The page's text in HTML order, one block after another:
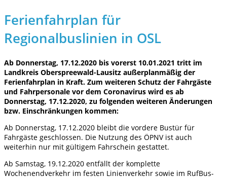
Ferienfahrplan für
Regionalbuslinien in OSL
Ab Donnerstag, 17.12.2020 bis vorerst 10.01.2021 tritt im
Landkreis Oberspreewald-Lausitz außerplanmäßig der
Ferienfahrplan in Kraft. Zum weiteren Schutz der Fahrgäste
und Fahrpersonale vor dem Coronavirus wird es ab
Donnerstag, 17.12.2020, zu folgenden weiteren Änderungen
bzw. Einschränkungen kommen:
Ab Donnerstag, 17.12.2020 bleibt die vordere Bustür für
Fahrgäste geschlossen. Die Nutzung des ÖPNV ist auch
weiterhin nur mit gültigem Fahrschein gestattet.
Ab Samstag, 19.12.2020 entfällt der komplette
Wochenendverkehr im festen Linienverkehr sowie im RufBus-